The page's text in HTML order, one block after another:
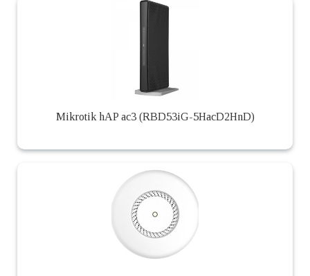
Mikrotik hAP ac3 (RBD53iG-5HacD2HnD)